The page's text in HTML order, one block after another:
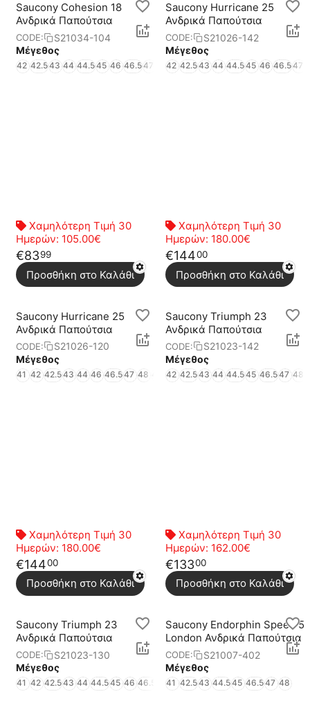
Saucony Cohesion 18
Ανδρικά Παπούτσια
CODE:
S21034-104
Μέγεθος
42 42.543 44 44.545 46 46.547
Χαμηλότερη Τιμή 30
Ημερών: 105.00€
€8399
Προσθήκη στο Καλάθι
Saucony Hurricane 25
Ανδρικά Παπούτσια
CODE:
S21026-142
Μέγεθος
42 42.543 44 44.545 46 46.547
Χαμηλότερη Τιμή 30
Ημερών: 180.00€
€14400
Προσθήκη στο Καλάθι
Saucony Hurricane 25
Ανδρικά Παπούτσια
CODE:
S21026-120
Μέγεθος
41 42 42.543 44 46 46.547 48 50
Χαμηλότερη Τιμή 30
Ημερών: 180.00€
€14400
Προσθήκη στο Καλάθι
Saucony Triumph 23
Ανδρικά Παπούτσια
CODE:
S21023-142
Μέγεθος
42 42.543 44 44.545 46.547 48
Χαμηλότερη Τιμή 30
Ημερών: 162.00€
€13300
Προσθήκη στο Καλάθι
Saucony Triumph 23
Ανδρικά Παπούτσια
CODE:
S21023-130
Μέγεθος
41 42 42.543 44 44.545 46 46.5 47 48 49 50
Saucony Endorphin Speed 5
London Ανδρικά Παπούτσια
CODE:
S21007-402
Μέγεθος
41 42.543 44.545 46.547 48